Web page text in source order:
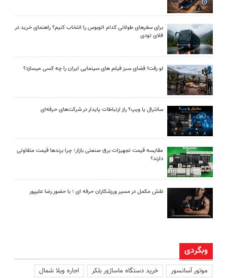
برای سفرهای طولانی کدام اتوبوس را انتخاب کنیم؟ راهنمای خرید در
فلای تودی
لو رفت! فضای سبز فیلم های سینمایی ایران را چه کسی میسازد؟
سانترال یا ویپ؟ راز ارتباطات پایدار در شرکت‌های حرفه‌ای
مقایسه قیمت تجهیزات برق صنعتی بازار؛ چرا برندها قیمت متفاوتی
دارند؟
نقش مکمل در مسیر ورزشکاران حرفه ای ؛ با حضور رضا علیپور
وبگردی
موتور آسانسور خرید دستگاه ماساژور بلکر
اجاره ویلا شمال